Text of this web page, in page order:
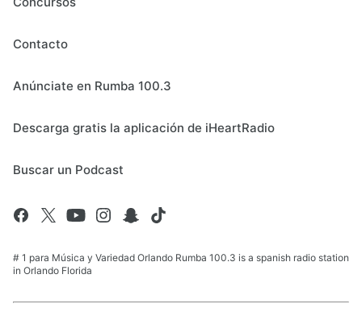
Contacto
Anúnciate en Rumba 100.3
Descarga gratis la aplicación de iHeartRadio
Buscar un Podcast
# 1 para Música y Variedad Orlando Rumba 100.3 is a spanish radio station
in Orlando Florida